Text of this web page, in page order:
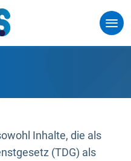
Inhalte, die als
(TDG) als